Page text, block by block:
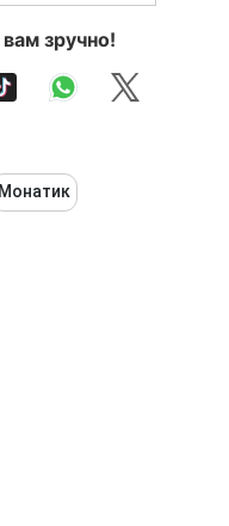
зручно!
Монатик